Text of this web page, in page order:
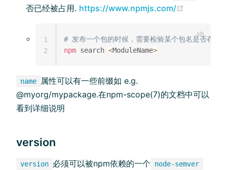
否已经被占用. https://www.npmjs.com/
# 发布一个包的时候，需要检验某个包名是否存在
npm search <ModuleName>
1
2
name
属性可以有一些前缀如 e.g.
@myorg/mypackage.在npm-scope(7)的文档中可以
看到详细说明
version
version 必须可以被npm依赖的一个 node-semver